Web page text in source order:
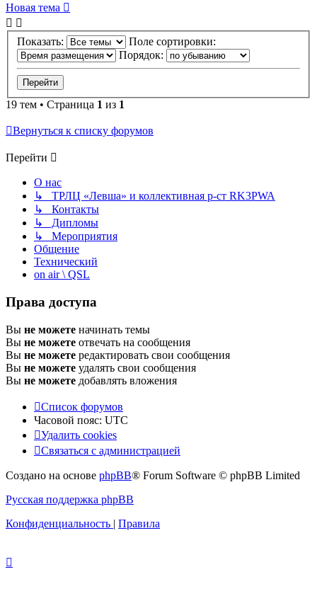
Новая тема
Показать:
Поле сортировки:
Порядок:
19 тем • Страница 1 из 1
Вернуться к списку форумов
Перейти
О нас
↳ ТРЛЦ «Левша» и коллективная р-ст RK3PWA
↳ Контакты
↳ Дипломы
↳ Мероприятия
Общение
Технический
on air \ QSL
Права доступа
Вы не можете начинать темы
Вы не можете отвечать на сообщения
Вы не можете редактировать свои сообщения
Вы не можете удалять свои сообщения
Вы не можете добавлять вложения
Список форумов
Часовой пояс: UTC
Удалить cookies
Связаться с администрацией
Создано на основе phpBB® Forum Software © phpBB Limited
Русская поддержка phpBB
Конфиденциальность | Правила